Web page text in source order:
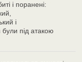
і поранені:
і
під атакою